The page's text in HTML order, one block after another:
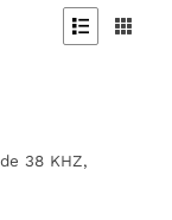
 
38 KHZ,